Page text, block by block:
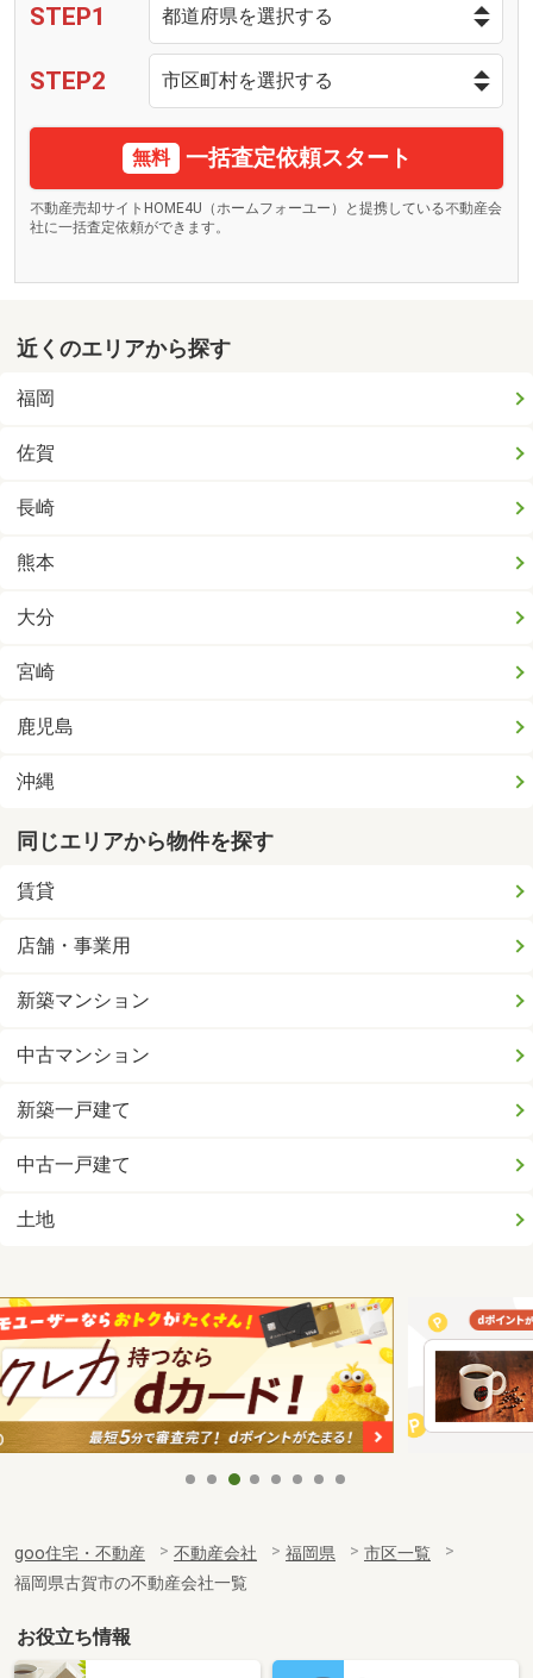
STEP1
STEP2
無料 一括査定依頼スタート
不動産売却サイトHOME4U（ホームフォーユー）と提携している不動産会
社に一括査定依頼ができます。
近くのエリアから探す
福岡
佐賀
長崎
熊本
大分
宮崎
鹿児島
沖縄
同じエリアから物件を探す
賃貸
店舗・事業用
新築マンション
中古マンション
新築一戸建て
中古一戸建て
土地
goo住宅・不動産 不動産会社 福岡県
市区一覧
福岡県古賀市の不動産会社一覧
お役立ち情報